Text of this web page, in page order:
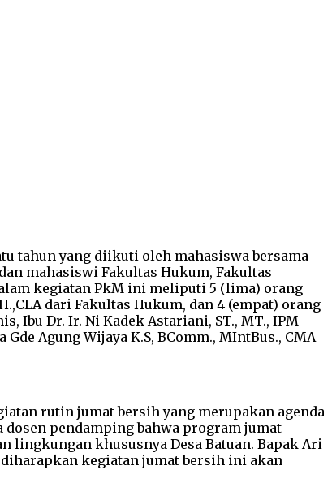
tahun yang diikuti oleh mahasiswa bersama
mahasiswi Fakultas Hukum, Fakultas
kegiatan PkM ini meliputi 5 (lima) orang
dari Fakultas Hukum, dan 4 (empat) orang
Ibu Dr. Ir. Ni Kadek Astariani, ST., MT., IPM
Agung Wijaya K.S, BComm., MIntBus., CMA
rutin jumat bersih yang merupakan agenda
dosen pendamping bahwa program jumat
lingkungan khususnya Desa Batuan. Bapak Ari
diharapkan kegiatan jumat bersih ini akan